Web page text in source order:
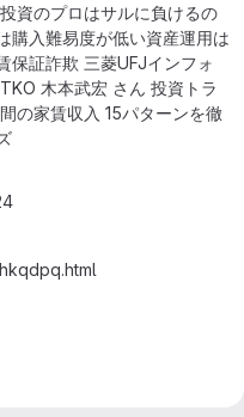
資のプロはサルに負けるの
購入難易度が低い資産運用は
保証詐欺 三菱UFJインフォ
木本武宏 さん 投資トラ
の家賃収入 15パターンを徹